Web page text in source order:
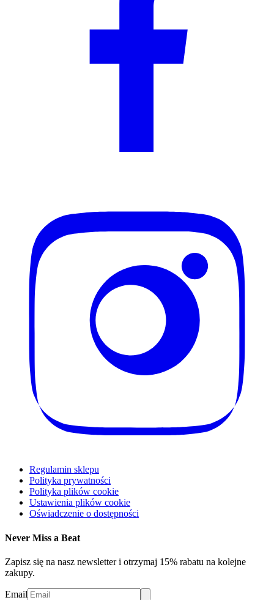
Regulamin sklepu
Polityka prywatności
Polityka plików cookie
Ustawienia plików cookie
Oświadczenie o dostępności
Never Miss a Beat
Zapisz się na nasz newsletter i otrzymaj 15% rabatu na kolejne
zakupy.
Email